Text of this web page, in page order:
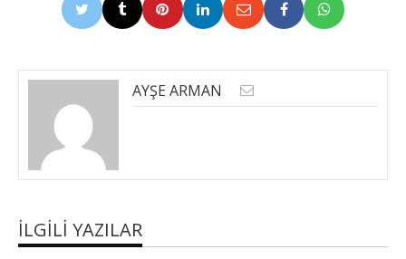
AYŞE ARMAN
İLGILI YAZILAR